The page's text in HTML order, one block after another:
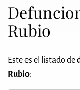
Rubio
Este es el listado de
Rubio: